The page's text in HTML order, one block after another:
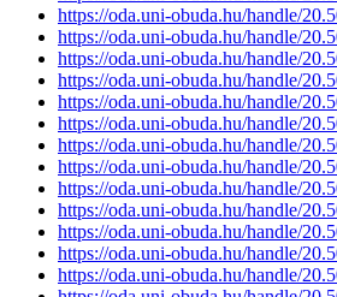
https://oda.uni-obuda.hu/handle/
https://oda.uni-obuda.hu/handle/
https://oda.uni-obuda.hu/handle/
https://oda.uni-obuda.hu/handle/
https://oda.uni-obuda.hu/handle/
https://oda.uni-obuda.hu/handle/
https://oda.uni-obuda.hu/handle/
https://oda.uni-obuda.hu/handle/
https://oda.uni-obuda.hu/handle/
https://oda.uni-obuda.hu/handle/
https://oda.uni-obuda.hu/handle/
https://oda.uni-obuda.hu/handle/
https://oda.uni-obuda.hu/handle/